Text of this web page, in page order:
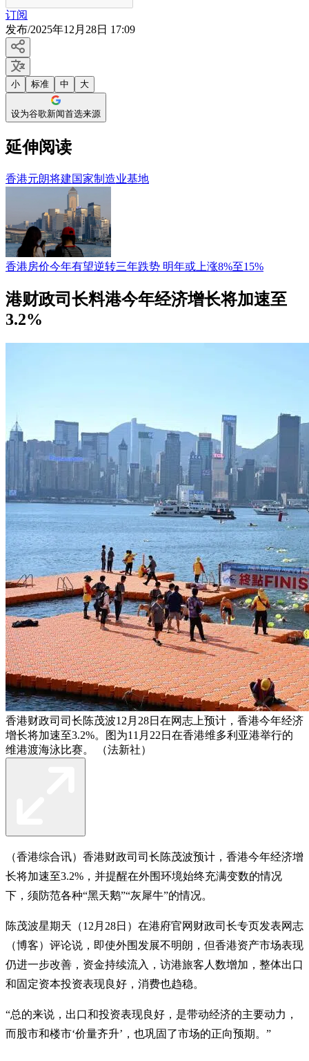
订阅
发布/2025年12月28日 17:09
小 标准 中 大
设为谷歌新闻首选来源
延伸阅读
香港元朗将建国家制造业基地
香港房价今年有望逆转三年跌势 明年或上涨8%至15%
港财政司长料港今年经济增长将加速至
3.2%
香港财政司司长陈茂波12月28日在网志上预计，香港今年经济
增长将加速至3.2%。图为11月22日在香港维多利亚港举行的
维港渡海泳比赛。 （法新社）
（香港综合讯）香港财政司司长陈茂波预计，香港今年经济增
长将加速至3.2%，并提醒在外围环境始终充满变数的情况
下，须防范各种“黑天鹅”“灰犀牛”的情况。
陈茂波星期天（12月28日）在港府官网财政司长专页发表网志
（博客）评论说，即使外围发展不明朗，但香港资产市场表现
仍进一步改善，资金持续流入，访港旅客人数增加，整体出口
和固定资本投资表现良好，消费也趋稳。
“总的来说，出口和投资表现良好，是带动经济的主要动力，
而股市和楼市‘价量齐升’，也巩固了市场的正向预期。”